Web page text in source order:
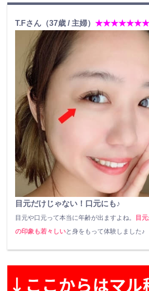
T.Fさん（37歳 / 主婦） ★★★★★★★
目元だけじゃない！口元にも♪
目元や口元って本当に年齢が出ますよね。
目
の印象も若々しいと身をもって体験しました♪